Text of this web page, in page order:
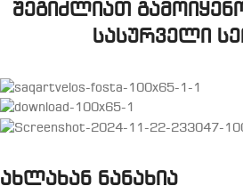
შეგიძლიათ
სასურველი
ახლახან ნანახია